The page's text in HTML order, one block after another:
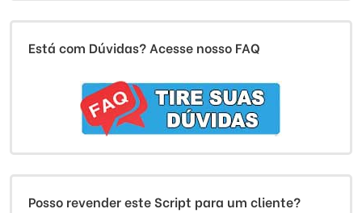
Está com Dúvidas? Acesse nosso FAQ
Posso revender este Script para um cliente?